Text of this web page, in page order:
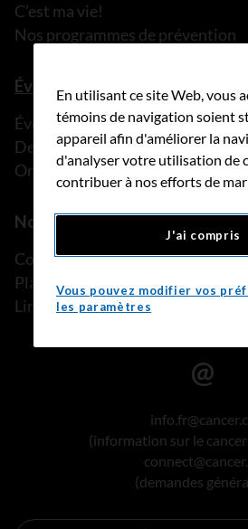
C’est ma vie!
Nos programmes de prévention
Événements
Événements
Devenez partenaire
Organisez une collecte de fond
Notre travail sur l’équité en
Communautés mal desservies
Plan d’excellence en matière
Lire notre rapport
(information sur le
(demandes
En utilisant ce site Web, vous
témoins de navigation soient
appareil afin d'améliorer la
d'analyser votre utilisation de
contribuer à nos efforts de
J'ai compris
Vous pouvez modifier vos
les paramètres